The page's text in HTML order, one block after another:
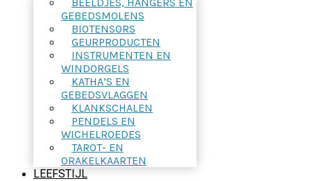
GEBEDSMOLENS
BIOTENSORS
GEURPRODUCTEN
INSTRUMENTEN EN
WINDORGELS
KATHA’S EN
GEBEDSVLAGGEN
KLANKSCHALEN
PENDELS EN
WICHELROEDES
TAROT- EN
ORAKELKAARTEN
LEEFSTIJL